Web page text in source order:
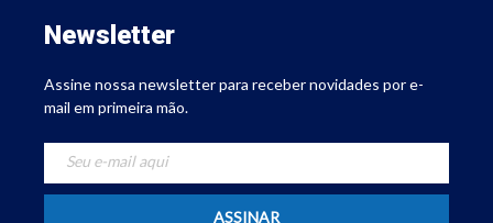
Newsletter
Assine nossa newsletter para receber novidades por e-
mail em primeira mão.